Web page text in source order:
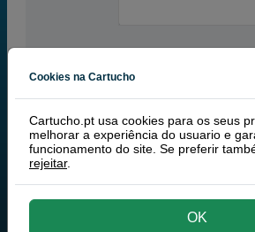
NÃO DISPONÍVEL
HP 80 (HP C4821A) cabeça de impressão
HP 80 (HP C4821A)
Cookies na Cartucho
Cartucho.pt usa cookies para os seus
melhorar a experiência do usuario e
funcionamento do site. Se preferir
rejeitar.
OK